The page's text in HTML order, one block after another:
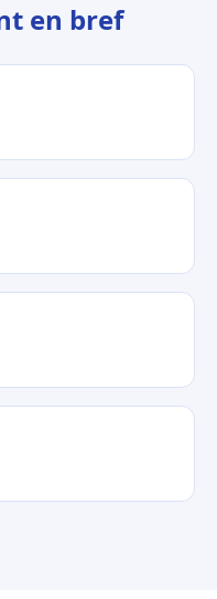
en bref